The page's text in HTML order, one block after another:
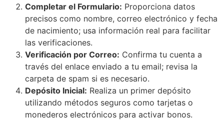
Completar el Formulario: Proporciona datos
precisos como nombre, correo electrónico y fecha
de nacimiento; usa información real para facilitar
las verificaciones.
Verificación por Correo: Confirma tu cuenta a
través del enlace enviado a tu email; revisa la
carpeta de spam si es necesario.
Depósito Inicial: Realiza un primer depósito
utilizando métodos seguros como tarjetas o
monederos electrónicos para activar bonos.